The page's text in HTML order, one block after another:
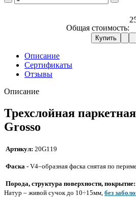
Общая стоимость:
Купить
Описание
Сертификаты
Отзывы
Описание
Трехслойная
Grosso
Артикул: 20G119
Фаска - V4–образная фаска снятая по
Порода, структура поверхности, покрытие:
Натур – живой сучок до 10÷15мм, без